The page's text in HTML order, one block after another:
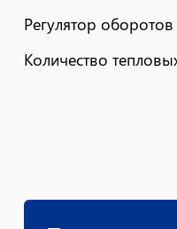
Регулятор оборотов
Количество